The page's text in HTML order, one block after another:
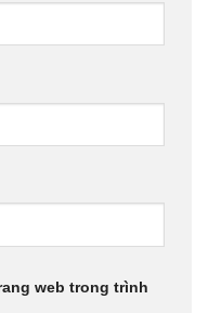
web trong trình